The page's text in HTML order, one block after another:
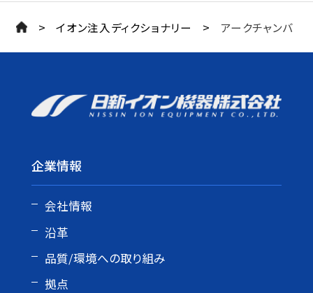
> イオン注入ディクショナリー > アークチャンバ
企業情報
会社情報
沿革
品質/環境への取り組み
拠点